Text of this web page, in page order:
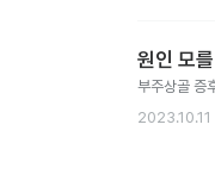
원인 모
부주상골 증
2023.10.11